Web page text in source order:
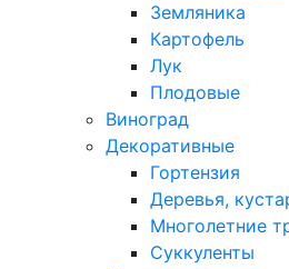
Земляника
Картофель
Лук
Плодовые
Виноград
Декоративные
Гортензия
Деревья,
Многолетние
Суккуленты